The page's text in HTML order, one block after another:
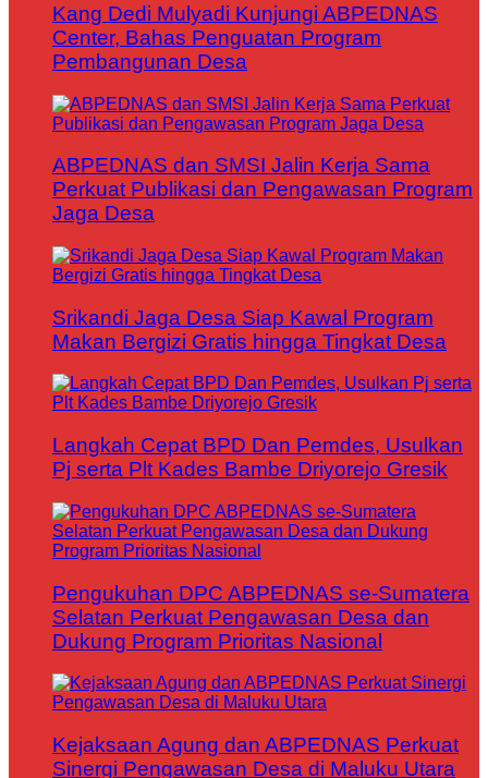
Kang Dedi Mulyadi Kunjungi ABPEDNAS
Center, Bahas Penguatan Program
Pembangunan Desa
ABPEDNAS dan SMSI Jalin Kerja Sama
Perkuat Publikasi dan Pengawasan Program
Jaga Desa
Srikandi Jaga Desa Siap Kawal Program
Makan Bergizi Gratis hingga Tingkat Desa
Langkah Cepat BPD Dan Pemdes, Usulkan
Pj serta Plt Kades Bambe Driyorejo Gresik
Pengukuhan DPC ABPEDNAS se-Sumatera
Selatan Perkuat Pengawasan Desa dan
Dukung Program Prioritas Nasional
Kejaksaan Agung dan ABPEDNAS Perkuat
Sinergi Pengawasan Desa di Maluku Utara